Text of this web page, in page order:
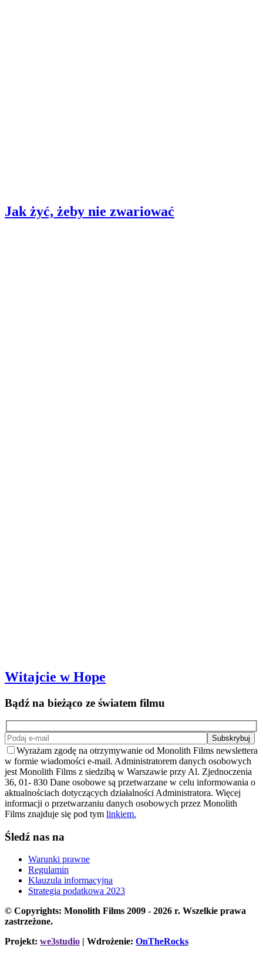
Jak żyć, żeby nie zwariować
Witajcie w Hope
Bądź na bieżąco ze światem filmu
Wyrażam zgodę na otrzymywanie od Monolith Films newslettera
w formie wiadomości e-mail. Administratorem danych osobowych
jest Monolith Films z siedzibą w Warszawie przy Al. Zjednoczenia
36, 01- 830 Dane osobowe są przetwarzane w celu informowania o
aktualnościach dotyczących działalności Administratora. Więcej
informacji o przetwarzaniu danych osobowych przez Monolith
Films znajduje się pod tym linkiem.
Śledź nas na
Warunki prawne
Regulamin
Klauzula informacyjna
Strategia podatkowa 2023
© Copyrights: Monolith Films 2009 - 2026 r. Wszelkie prawa
zastrzeżone.
Projekt: we3studio | Wdrożenie: OnTheRocks